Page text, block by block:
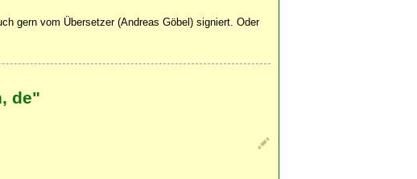
gern vom Übersetzer (Andreas Göbel) signiert. Oder
de"